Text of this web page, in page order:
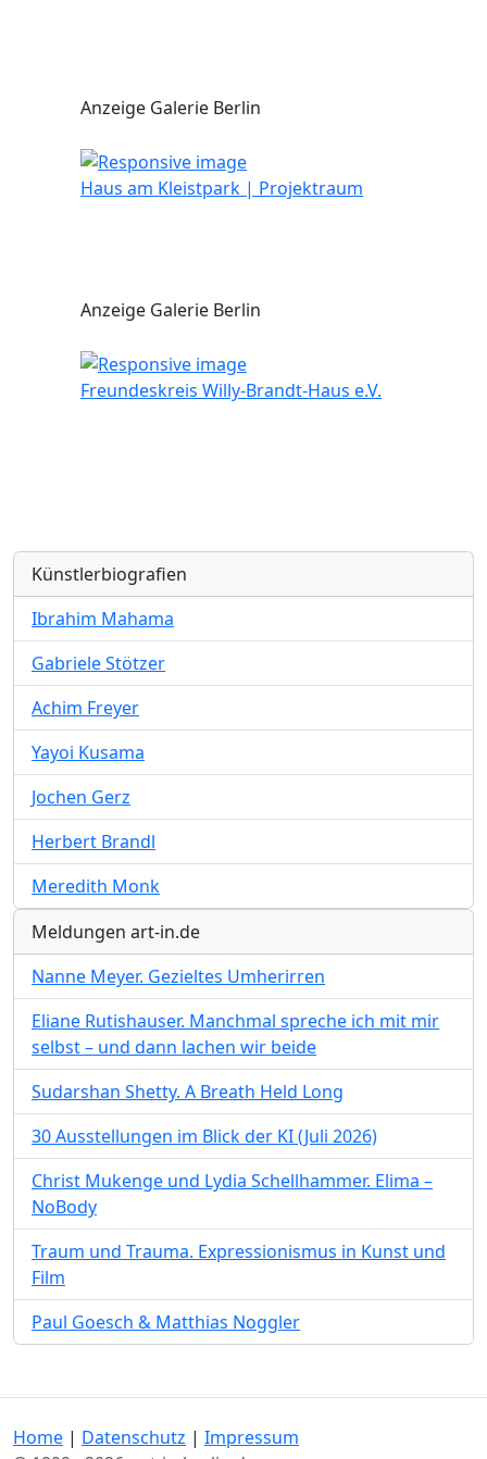
Anzeige Galerie Berlin
Haus am Kleistpark | Projektraum
Anzeige Galerie Berlin
Freundeskreis Willy-Brandt-Haus e.V.
Künstlerbiografien
Ibrahim Mahama
Gabriele Stötzer
Achim Freyer
Yayoi Kusama
Jochen Gerz
Herbert Brandl
Meredith Monk
Meldungen art-in.de
Nanne Meyer. Gezieltes Umherirren
Eliane Rutishauser. Manchmal spreche ich mit mir
selbst – und dann lachen wir beide
Sudarshan Shetty. A Breath Held Long
30 Ausstellungen im Blick der KI (Juli 2026)
Christ Mukenge und Lydia Schellhammer. Elima –
NoBody
Traum und Trauma. Expressionismus in Kunst und
Film
Paul Goesch & Matthias Noggler
Home | Datenschutz | Impressum